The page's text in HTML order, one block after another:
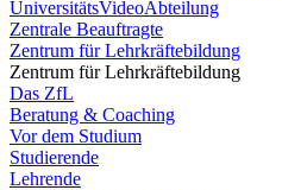
UniversitätsVideoAbteilung
Zentrale Beauftragte
Zentrum für Lehrkräftebildung
Zentrum für Lehrkräftebildung
Das ZfL
Beratung & Coaching
Vor dem Studium
Studierende
Lehrende